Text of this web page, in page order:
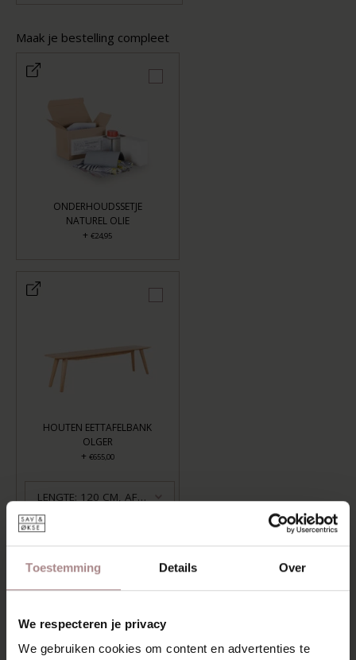
Toestemming Details Over
We respecteren je privacy
We gebruiken cookies om content en advertenties te
Maak je bestelling compleet
ONDERHOUDSSETJE
NATUREL OLIE
+ €24,95
HOUTEN EETTAFELBANK
OLGER
+ €655,00
LENGTE: 120 CM, AFWERKING: GEOLIED
Aan verlanglijst toevoegen
OMSCHRIJVING